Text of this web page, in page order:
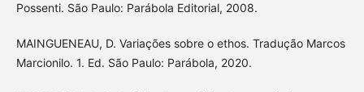
Possenti. São Paulo: Parábola Editorial, 2008.
MAINGUENEAU, D. Variações sobre o ethos. Tradução Marcos
Marcionilo. 1. Ed. São Paulo: Parábola, 2020.